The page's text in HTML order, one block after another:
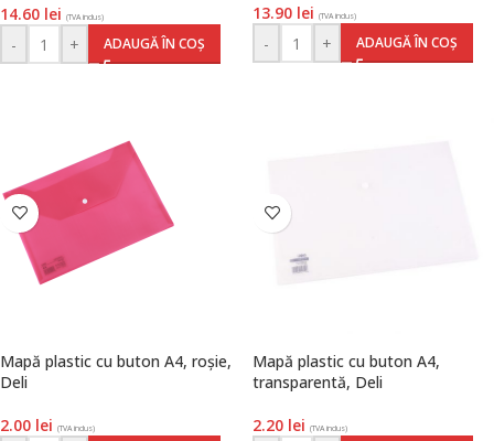
14.60 lei (TVA inclus)
- + ADAUGĂ ÎN COȘ
13.90 lei (TVA inclus)
- + ADAUGĂ ÎN COȘ
Mapă plastic cu buton A4, roșie,
Deli
2.00 lei (TVA inclus)
Mapă plastic cu buton A4,
transparentă, Deli
2.20 lei (TVA inclus)